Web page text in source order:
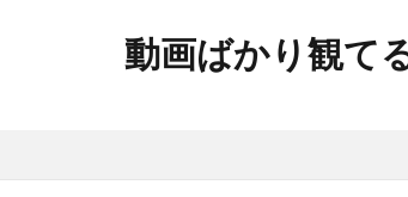
動画ばかり観て